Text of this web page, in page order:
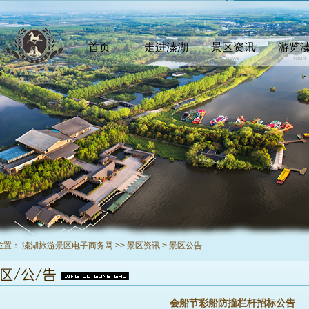
首页
INDEX
走进溱湖
COMEIN
景区资讯
NEWS
游览
TOUR
置： 溱湖旅游景区电子商务网 >> 景区资讯 > 景区公告
会船节彩船防撞栏杆招标公告